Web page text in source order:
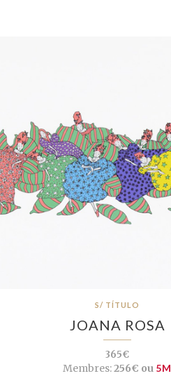
S/ TÍTULO
JOANA ROSA
365€
Membres:256€ ou 5M